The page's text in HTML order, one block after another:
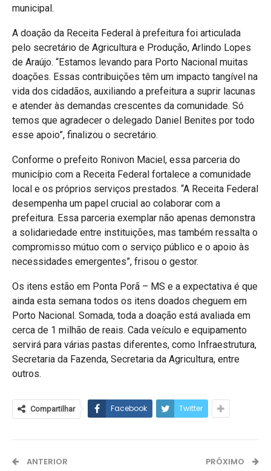
municipal.
A doação da Receita Federal à prefeitura foi articulada
pelo secretário de Agricultura e Produção, Arlindo Lopes
de Araújo. “Estamos levando para Porto Nacional muitas
doações. Essas contribuições têm um impacto tangível na
vida dos cidadãos, auxiliando a prefeitura a suprir lacunas
e atender às demandas crescentes da comunidade. Só
temos que agradecer o delegado Daniel Benites por todo
esse apoio”, finalizou o secretário.
Conforme o prefeito Ronivon Maciel, essa parceria do
município com a Receita Federal fortalece a comunidade
local e os próprios serviços prestados. “A Receita Federal
desempenha um papel crucial ao colaborar com a
prefeitura. Essa parceria exemplar não apenas demonstra
a solidariedade entre instituições, mas também ressalta o
compromisso mútuo com o serviço público e o apoio às
necessidades emergentes”, frisou o gestor.
Os itens estão em Ponta Porã – MS e a expectativa é que
ainda esta semana todos os itens doados cheguem em
Porto Nacional. Somada, toda a doação está avaliada em
cerca de 1 milhão de reais. Cada veículo e equipamento
servirá para várias pastas diferentes, como Infraestrutura,
Secretaria da Fazenda, Secretaria da Agricultura, entre
outros.
Compartilhar Facebook Twitter
ANTERIOR PRÓXIMO